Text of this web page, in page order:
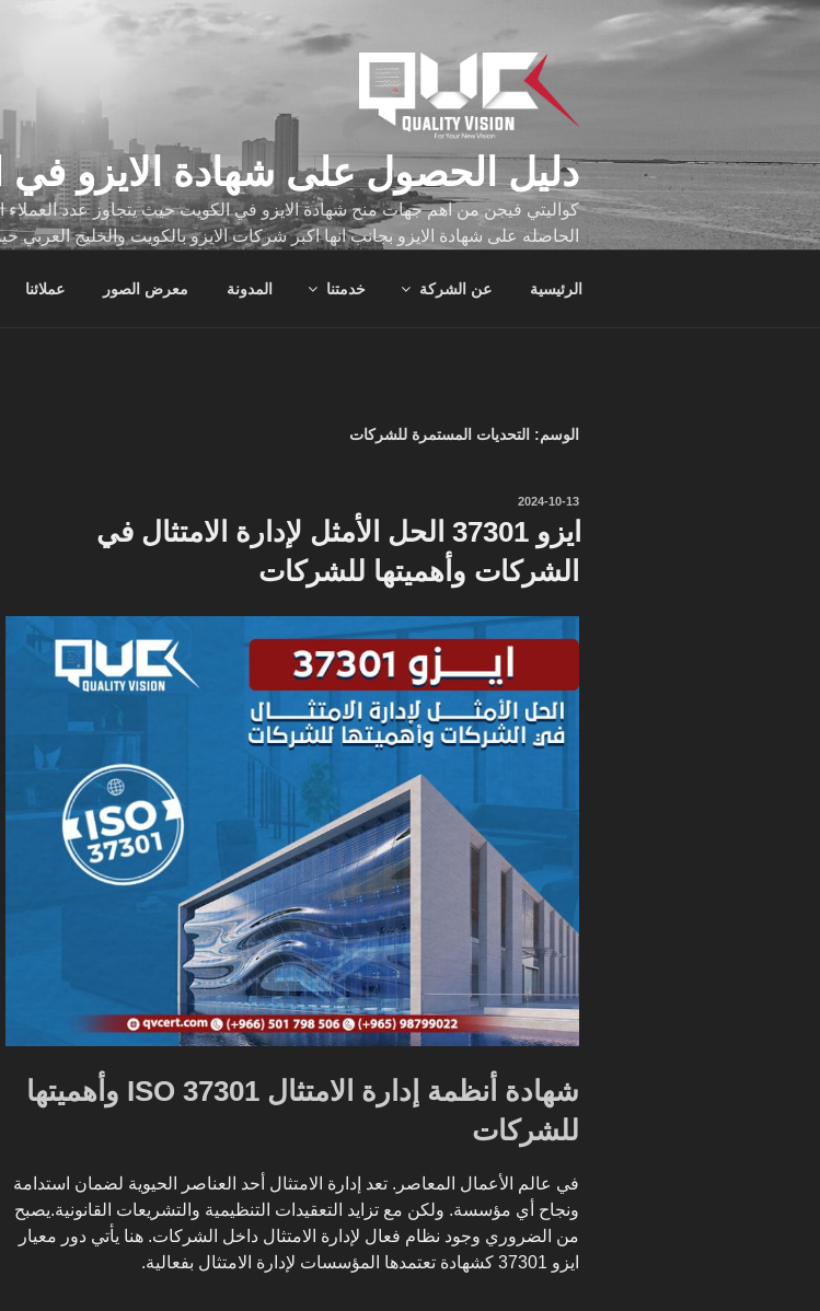
التجاوز
دليل الحصول على شهادة الايزو في
كواليتي فيجن من اهم جهات منح شهادة الايزو في الكويت حيث يتجاوز عدد
الحاصله على شهادة الايزو بجانب انها اكبر شركات الايزو بالكويت والخليج
الرئيسية عن الشركة خدمتنا المدونة معرض الصور عملائنا
الوسم: التحديات المستمرة للشركات
نُشر
في
2024-10-13
ايزو 37301 الحل الأمثل لإدارة الامتثال في
الشركات وأهميتها للشركات
شهادة أنظمة إدارة الامتثال ISO 37301 وأهميتها
للشركات
في عالم الأعمال المعاصر. تعد إدارة الامتثال أحد العناصر الحيوية لضمان استدامة
ونجاح أي مؤسسة. ولكن مع تزايد التعقيدات التنظيمية والتشريعات القانونية.يصبح
من الضروري وجود نظام فعال لإدارة الامتثال داخل الشركات. هنا يأتي دور معيار
ايزو 37301 كشهادة تعتمدها المؤسسات لإدارة الامتثال بفعالية.